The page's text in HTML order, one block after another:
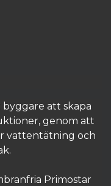
att skapa
genom att
vattentätning och
Primostar